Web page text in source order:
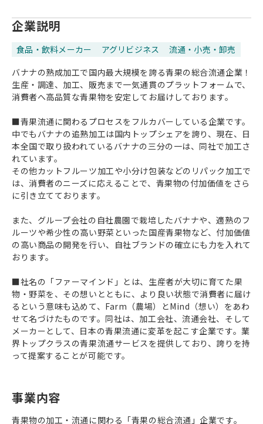
企業説明
食品・飲料メーカー アグリビジネス
流通・小売・卸売
バナナの熟成加工で国内最大規模を誇る青果の総合流通企業！
生産・調達、加工、販売まで一気通貫のプラットフォームで、
消費者へ高品質な青果物を安定してお届けしております。
■青果流通に関わるプロセスをフルカバーしている企業です。
中でもバナナの追熟加工は国内トップシェアを誇り、現在、日
本全国で取り扱われているバナナの三分の一は、同社で加工さ
れています。
その他カットフルーツ加工や小分け包装などのリパック加工で
は、消費者のニーズに応えることで、青果物の付加価値をさら
に引き立てております。
また、グループ会社の自社農園で栽培したバナナや、適熟のフ
ルーツや希少性の高い野菜といった国産青果物など、付加価値
の高い商品の開発を行い、自社ブランドの確立にも力を入れて
おります。
■社名の「ファーマインド」とは、生産者が大切に育てた果
物・野菜を、その想いとともに、より良い状態で消費者に届け
るという意味も込めて、Farm（農場）とMind（想い）をあわ
せて名づけたものです。同社は、加工会社、流通会社、そして
メーカーとして、日本の青果流通に変革を起こす企業です。業
界トップクラスの青果流通サービスを提供しており、誇りを持
って提案することが可能です。
事業内容
青果物の加工・流通に関わる「青果の総合流通」企業です。